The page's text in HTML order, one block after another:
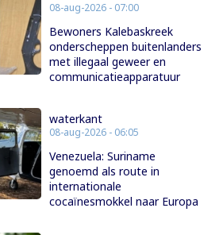
08-aug-2026 - 07:00
Bewoners Kalebaskreek
onderscheppen buitenlanders
met illegaal geweer en
communicatieapparatuur
waterkant
08-aug-2026 - 06:05
Venezuela: Suriname
genoemd als route in
internationale
cocaïnesmokkel naar Europa